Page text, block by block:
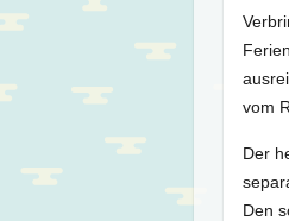
vom
Der
Den